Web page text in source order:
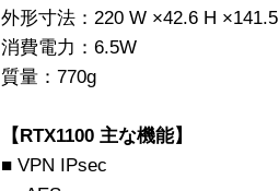
外形寸法：220 W ×42.6 H
消費電力：6.5W
質量：770g
【RTX1100 主な機能】
■ VPN IPsec